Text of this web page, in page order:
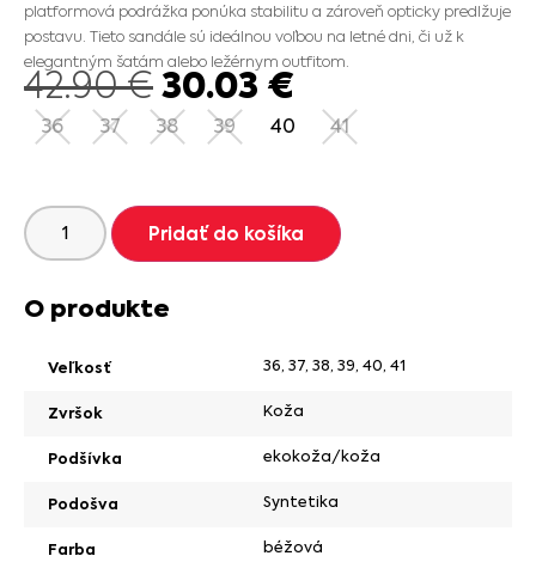
platformová podrážka ponúka stabilitu a zároveň opticky predlžuje
postavu. Tieto sandále sú ideálnou voľbou na letné dni, či už k
elegantným šatám alebo ležérnym outfitom.
42.90€30.03€
36 37 38 39 40 41
Pridať do košíka
O produkte
Veľkosť 36, 37, 38, 39, 40, 41
Zvršok Koža
Podšívka ekokoža/koža
Podošva Syntetika
Farba béžová